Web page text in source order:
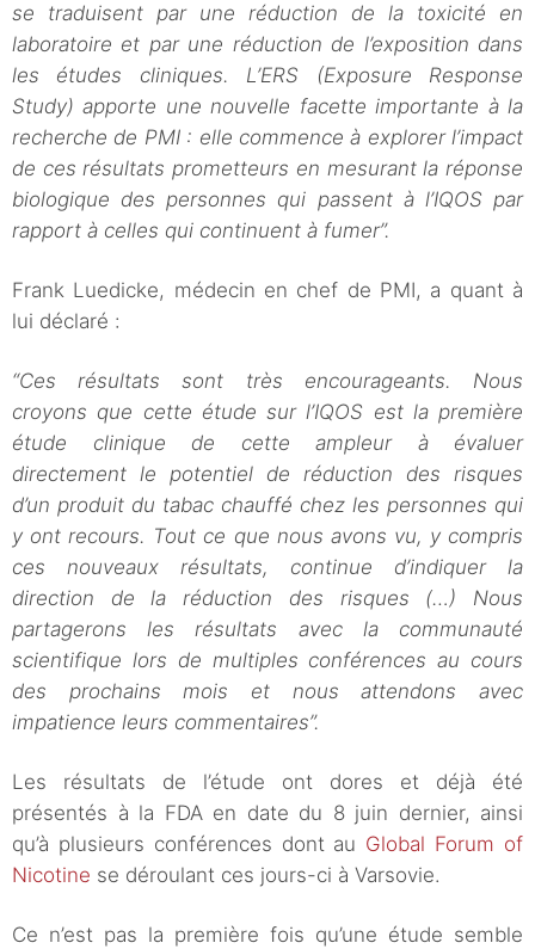
se traduisent par une réduction de la toxicité en
laboratoire et par une réduction de l’exposition dans
les études cliniques. L’ERS (Exposure Response
Study) apporte une nouvelle facette importante à la
recherche de PMI : elle commence à explorer l’impact
de ces résultats prometteurs en mesurant la réponse
biologique des personnes qui passent à l’IQOS par
rapport à celles qui continuent à fumer”.
Frank Luedicke, médecin en chef de PMI, a quant à
lui déclaré :
“Ces résultats sont très encourageants. Nous
croyons que cette étude sur l’IQOS est la première
étude clinique de cette ampleur à évaluer
directement le potentiel de réduction des risques
d’un produit du tabac chauffé chez les personnes qui
y ont recours. Tout ce que nous avons vu, y compris
ces nouveaux résultats, continue d’indiquer la
direction de la réduction des risques (…) Nous
partagerons les résultats avec la communauté
scientifique lors de multiples conférences au cours
des prochains mois et nous attendons avec
impatience leurs commentaires”.
Les résultats de l’étude ont dores et déjà été
présentés à la FDA en date du 8 juin dernier, ainsi
qu’à plusieurs conférences dont au Global Forum of
Nicotine se déroulant ces jours-ci à Varsovie.
Ce n’est pas la première fois qu’une étude semble